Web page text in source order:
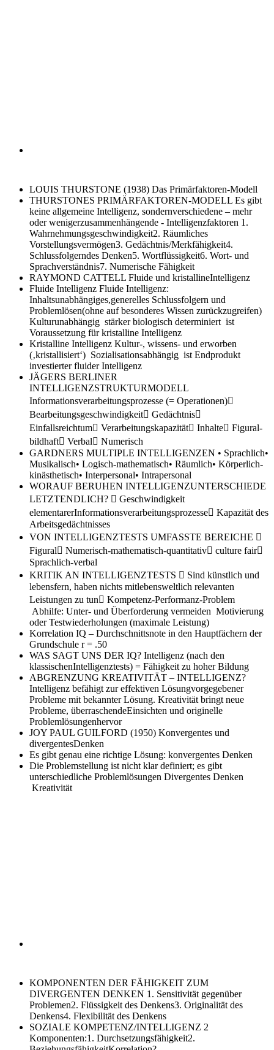
LOUIS THURSTONE (1938) Das Primärfaktoren-Modell
THURSTONES PRIMÄRFAKTOREN-MODELL Es gibt
keine allgemeine Intelligenz, sondernverschiedene – mehr
oder wenigerzusammenhängende - Intelligenzfaktoren 1.
Wahrnehmungsgeschwindigkeit2. Räumliches
Vorstellungsvermögen3. Gedächtnis/Merkfähigkeit4.
Schlussfolgerndes Denken5. Wortflüssigkeit6. Wort- und
Sprachverständnis7. Numerische Fähigkeit
RAYMOND CATTELL Fluide und kristallineIntelligenz
Fluide Intelligenz Fluide Intelligenz:
Inhaltsunabhängiges,generelles Schlussfolgern und
Problemlösen(ohne auf besonderes Wissen zurückzugreifen)
Kulturunabhängig stärker biologisch determiniert ist
Voraussetzung für kristalline Intelligenz
Kristalline Intelligenz Kultur-, wissens- und erworben
(‚kristallisiert‘) Sozialisationsabhängig ist Endprodukt
investierter fluider Intelligenz
JÄGERS BERLINER
INTELLIGENZSTRUKTURMODELL
Informationsverarbeitungsprozesse (= Operationen)􀁹
Bearbeitungsgeschwindigkeit􀁹 Gedächtnis􀁹
Einfallsreichtum􀁹 Verarbeitungskapazität􀁼 Inhalte􀁹 Figural-
bildhaft􀁹 Verbal􀁹 Numerisch
GARDNERS MULTIPLE INTELLIGENZEN • Sprachlich•
Musikalisch• Logisch-mathematisch• Räumlich• Körperlich-
kinästhetisch• Interpersonal• Intrapersonal
WORAUF BERUHEN INTELLIGENZUNTERSCHIEDE
LETZTENDLICH? 􀁼 Geschwindigkeit
elementarerInformationsverarbeitungsprozesse􀁼 Kapazität des
Arbeitsgedächtnisses
VON INTELLIGENZTESTS UMFASSTE BEREICHE 􀁼
Figural􀁼 Numerisch-mathematisch-quantitativ􀃆 culture fair􀁼
Sprachlich-verbal
KRITIK AN INTELLIGENZTESTS 􀁼 Sind künstlich und
lebensfern, haben nichts mitlebensweltlich relevanten
Leistungen zu tun􀁼 Kompetenz-Performanz-Problem
Abhilfe: Unter- und Überforderung vermeiden Motivierung
oder Testwiederholungen (maximale Leistung)
Korrelation IQ – Durchschnittsnote in den Hauptfächern der
Grundschule r = .50
WAS SAGT UNS DER IQ? Intelligenz (nach den
klassischenIntelligenztests) = Fähigkeit zu hoher Bildung
ABGRENZUNG KREATIVITÄT – INTELLIGENZ?
Intelligenz befähigt zur effektiven Lösungvorgegebener
Probleme mit bekannter Lösung. Kreativität bringt neue
Probleme, überraschendeEinsichten und originelle
Problemlösungenhervor
JOY PAUL GUILFORD (1950) Konvergentes und
divergentesDenken
Es gibt genau eine richtige Lösung: konvergentes Denken
Die Problemstellung ist nicht klar definiert; es gibt
unterschiedliche Problemlösungen Divergentes Denken
Kreativität
KOMPONENTEN DER FÄHIGKEIT ZUM
DIVERGENTEN DENKEN 1. Sensitivität gegenüber
Problemen2. Flüssigkeit des Denkens3. Originalität des
Denkens4. Flexibilität des Denkens
SOZIALE KOMPETENZ/INTELLIGENZ 2
Komponenten:1. Durchsetzungsfähigkeit2.